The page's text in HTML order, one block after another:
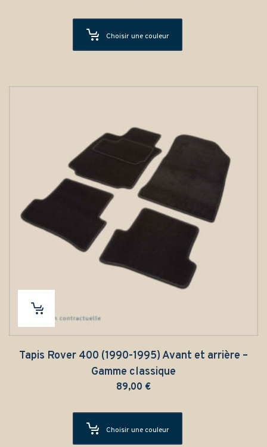
Choisir une couleur
Tapis Rover 400 (1990-1995) Avant et arrière –
Gamme classique
89,00 €
Choisir une couleur